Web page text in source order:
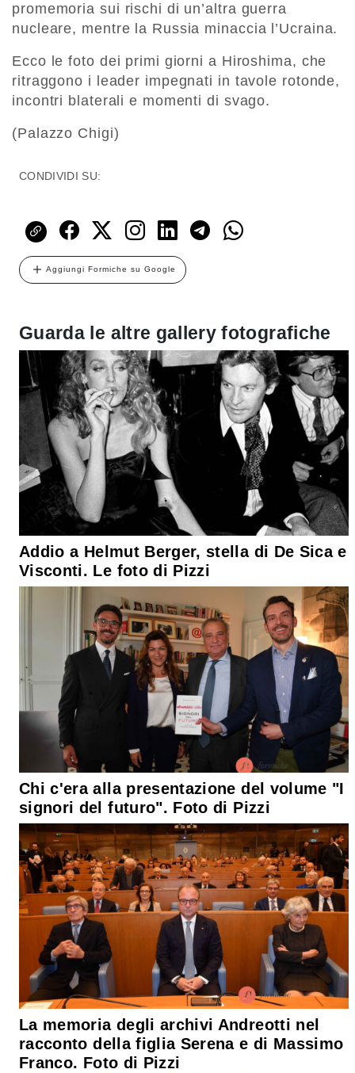
promemoria sui rischi di un’altra guerra
nucleare, mentre la Russia minaccia l’Ucraina.
Ecco le foto dei primi giorni a Hiroshima, che
ritraggono i leader impegnati in tavole rotonde,
incontri blaterali e momenti di svago.
(Palazzo Chigi)
CONDIVIDI SU:
Aggiungi Formiche su Google
Guarda le altre gallery fotografiche
Addio a Helmut Berger, stella di De Sica e
Visconti. Le foto di Pizzi
Chi c'era alla presentazione del volume "I
signori del futuro". Foto di Pizzi
La memoria degli archivi Andreotti nel
racconto della figlia Serena e di Massimo
Franco. Foto di Pizzi